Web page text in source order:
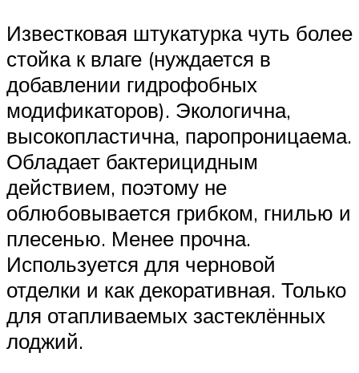
Известковая штукатурка чуть более
стойка к влаге (нуждается в
добавлении гидрофобных
модификаторов). Экологична,
высокопластична, паропроницаема.
Обладает бактерицидным
действием, поэтому не
облюбовывается грибком, гнилью и
плесенью. Менее прочна.
Используется для черновой
отделки и как декоративная. Только
для отапливаемых застеклённых
лоджий.